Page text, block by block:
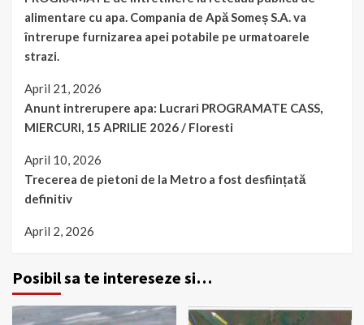
alimentare cu apa. Compania de Apă Someș S.A. va
întrerupe furnizarea apei potabile pe urmatoarele
strazi.
April 21, 2026
Anunt intrerupere apa: Lucrari PROGRAMATE CASS,
MIERCURI, 15 APRILIE 2026 / Floresti
April 10, 2026
Trecerea de pietoni de la Metro a fost desființată
definitiv
April 2, 2026
Posibil sa te intereseze si…